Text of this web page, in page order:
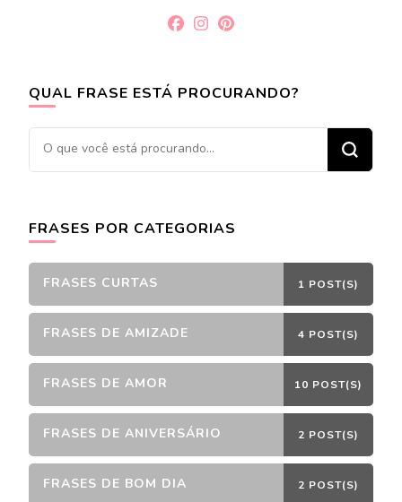
QUAL FRASE ESTÁ PROCURANDO?
Procurando
algo?
FRASES POR CATEGORIAS
FRASES CURTAS 1 POST(S)
FRASES DE AMIZADE 4 POST(S)
FRASES DE AMOR 10 POST(S)
FRASES DE ANIVERSÁRIO 2 POST(S)
FRASES DE BOM DIA 2 POST(S)